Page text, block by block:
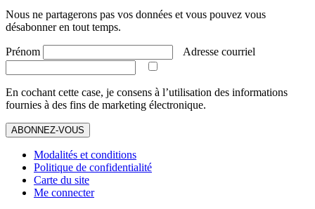
Nous ne partagerons pas vos données et vous pouvez vous
désabonner en tout temps.
Prénom Adresse courriel
En cochant cette case, je consens à l’utilisation des informations
fournies à des fins de marketing électronique.
ABONNEZ-VOUS
Modalités et conditions
Politique de confidentialité
Carte du site
Me connecter